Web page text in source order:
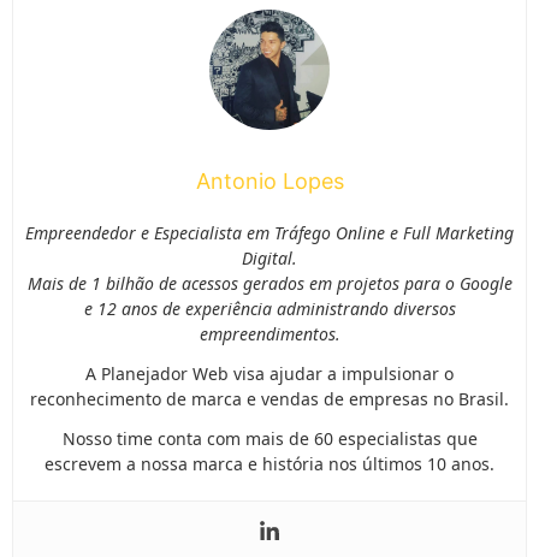
Antonio Lopes
Empreendedor e Especialista em Tráfego Online e Full Marketing
Digital.
Mais de 1 bilhão de acessos gerados em projetos para o Google
e 12 anos de experiência administrando diversos
empreendimentos.
A Planejador Web visa ajudar a impulsionar o
reconhecimento de marca e vendas de empresas no Brasil.
Nosso time conta com mais de 60 especialistas que
escrevem a nossa marca e história nos últimos 10 anos.